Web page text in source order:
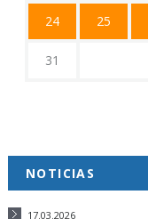
24 25
31
NOTICIAS
17.03.2026